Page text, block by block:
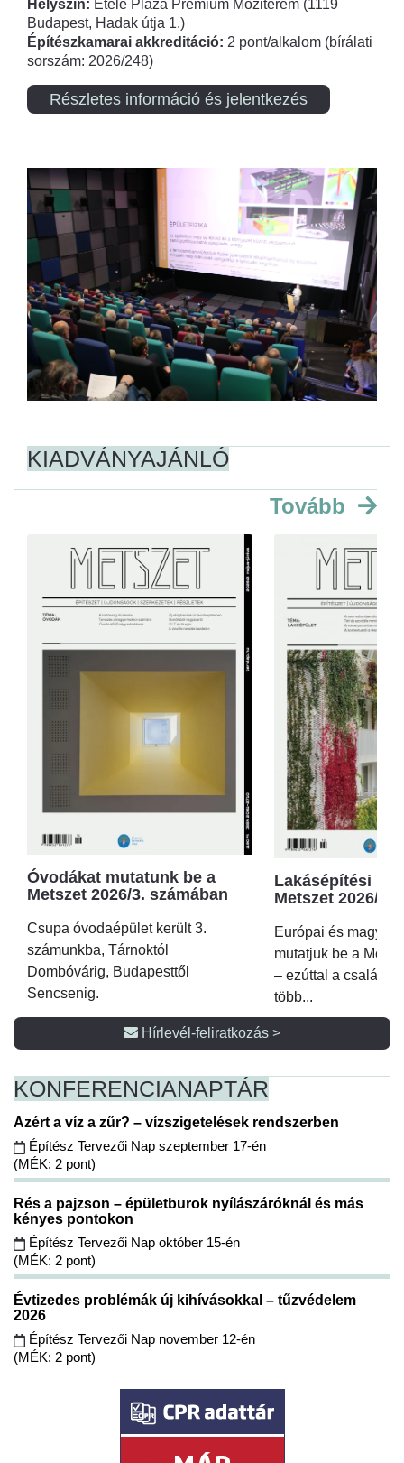
Helyszín: Etele Plaza Prémium Moziterem (1119
Budapest, Hadak útja 1.)
Építészkamarai akkreditáció: 2 pont/alkalom (bírálati
sorszám: 2026/248)
Részletes információ és jelentkezés
KIADVÁNYAJÁNLÓ
Tovább
Óvodákat mutatunk be a
Metszet 2026/3. számában
Csupa óvodaépület került 3.
számunkba, Tárnoktól
Dombóvárig, Budapesttől
Sencsenig.
Lakásépítési
Metszet 2026/2.
Európai és magyar
mutatjuk be a
– ezúttal a családi
több...
Hírlevél-feliratkozás >
KONFERENCIANAPTÁR
Azért a víz a zűr? – vízszigetelések rendszerben
Építész Tervezői Nap szeptember 17-én
(MÉK: 2 pont)
Rés a pajzson – épületburok nyílászáróknál és más
kényes pontokon
Építész Tervezői Nap október 15-én
(MÉK: 2 pont)
Évtizedes problémák új kihívásokkal – tűzvédelem
2026
Építész Tervezői Nap november 12-én
(MÉK: 2 pont)